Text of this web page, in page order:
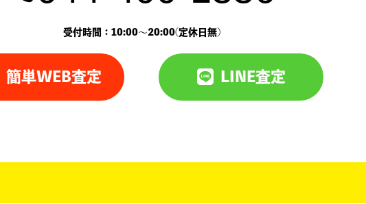
受付時間：10:00〜20:00(定休日無)
簡単WEB査定 LINE査定